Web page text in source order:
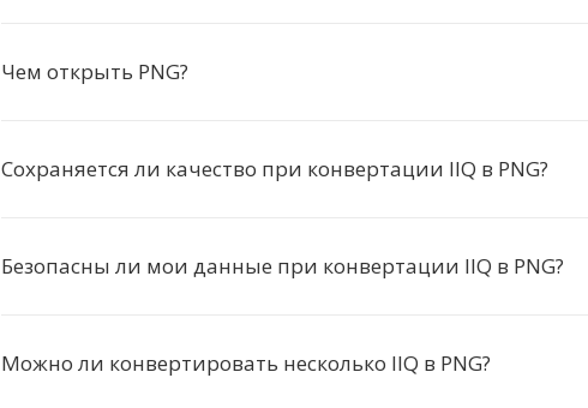
Чем открыть PNG?
Сохраняется ли качество при конвертации IIQ в PNG?
Безопасны ли мои данные при конвертации IIQ в PNG?
Можно ли конвертировать несколько IIQ в PNG?